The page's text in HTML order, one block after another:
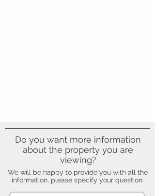
Do you want more information
about the property you are
viewing?
We will be happy to provide you with all the
information, please specify your question.